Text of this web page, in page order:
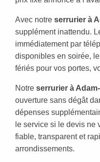
Avec notre serrurier à
supplément inattendu.
immédiatement par
disponibles en soirée,
fériés pour vos portes,
Notre serrurier à
ouverture sans dégât
dépenses
le service si le devis ne
fiable, transparent et
arrondissements.